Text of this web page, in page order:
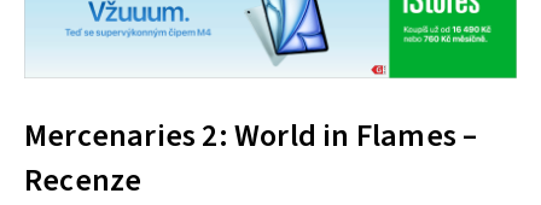
Mercenaries 2: World in Flames –
Recenze